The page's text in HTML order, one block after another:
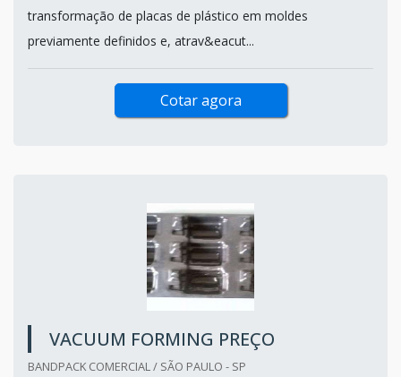
transformação de placas de plástico em moldes
previamente definidos e, atrav&eacut...
Cotar agora
VACUUM FORMING PREÇO
BANDPACK COMERCIAL / SÃO PAULO - SP